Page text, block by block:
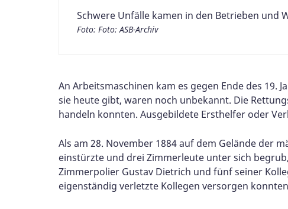
Schwere Unfälle kamen in den Betrieben und
Foto: Foto: ASB-Archiv
An Arbeitsmaschinen kam es gegen Ende des
sie heute gibt, waren noch unbekannt. Die
handeln konnten. Ausgebildete Ersthelfer oder
Als am 28. November 1884 auf dem Gelände der
einstürzte und drei Zimmerleute unter sich
Zimmerpolier Gustav Dietrich und fünf seiner
eigenständig verletzte Kollegen versorgen